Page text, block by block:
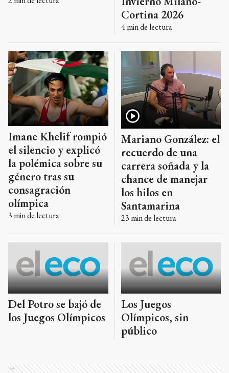
Cortina 2026
4min de lectura
Imane Khelif rompió
el silencio y explicó
la polémica sobre su
género tras su
consagración
olímpica
3 min de lectura
Mariano González: el
recuerdo de una
carrera soñada y la
chance de manejar
los hilos en
Santamarina
23 min de lectura
Del Potro se bajó de
los Juegos Olímpicos
Los Juegos
Olímpicos, sin
público
Ads